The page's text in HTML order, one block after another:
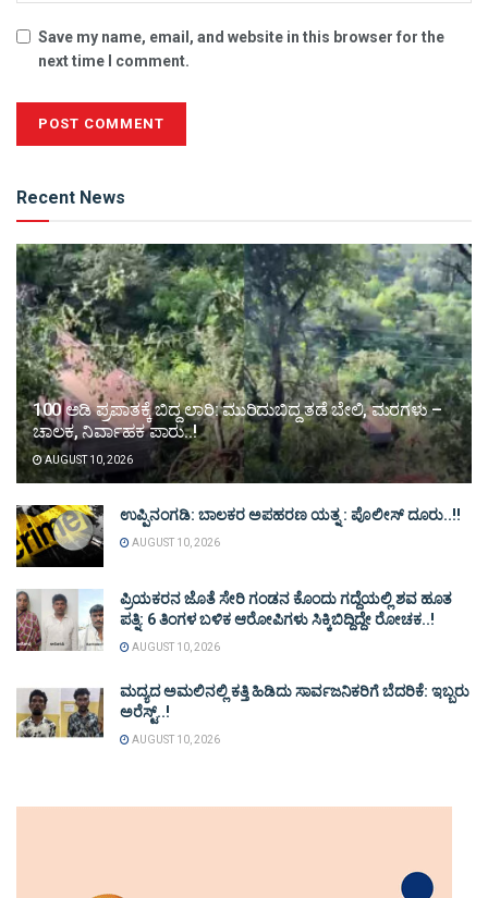
Save my name, email, and website in this browser for the
next time I comment.
Recent News
100 ಅಡಿ ಪ್ರಪಾತಕ್ಕೆ ಬಿದ್ದ ಲಾರಿ: ಮುರಿದುಬಿದ್ದ ತಡೆ ಬೇಲಿ, ಮರಗಳು –
ಚಾಲಕ, ನಿರ್ವಾಹಕ ಪಾರು..!
AUGUST 10, 2026
ಉಪ್ಪಿನಂಗಡಿ: ಬಾಲಕರ ಅಪಹರಣ ಯತ್ನ : ಪೊಲೀಸ್ ದೂರು..!!
AUGUST 10, 2026
ಪ್ರಿಯಕರನ ಜೊತೆ ಸೇರಿ ಗಂಡನ ಕೊಂದು ಗದ್ದೆಯಲ್ಲಿ ಶವ ಹೂತ
ಪತ್ನಿ: 6 ತಿಂಗಳ ಬಳಿಕ ಆರೋಪಿಗಳು ಸಿಕ್ಕಿಬಿದ್ದಿದ್ದೇ ರೋಚಕ..!
AUGUST 10, 2026
ಮದ್ಯದ ಅಮಲಿನಲ್ಲಿ ಕತ್ತಿ ಹಿಡಿದು ಸಾರ್ವಜನಿಕರಿಗೆ ಬೆದರಿಕೆ: ಇಬ್ಬರು
ಅರೆಸ್ಟ್..!
AUGUST 10, 2026